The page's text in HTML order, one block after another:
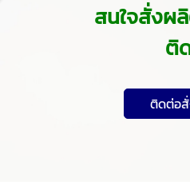
สนใจสั่งผ
ติ
ติดต่อ